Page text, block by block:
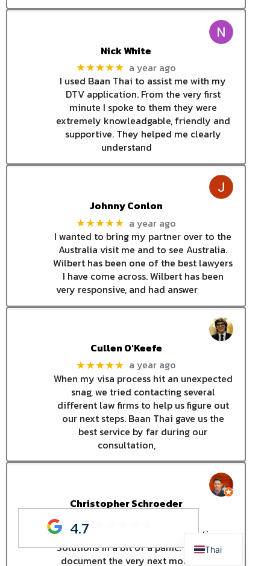
Nick White
★★★★★ a year ago
I used Baan Thai to assist me with my
DTV application. From the very first
minute I spoke to them they were
extremely knowleadgable, friendly and
supportive. They helped me clearly
understand
Johnny Conlon
★★★★★ a year ago
I wanted to bring my partner over to the
Australia visit me and to see Australia.
Wilbert has been one of the best lawyers
I have come across. Wilbert has been
very responsive, and had answer
Cullen O'Keefe
★★★★★ a year ago
When my visa process hit an unexpected
snag, we tried contacting several
different law firms to help us figure out
our next steps. Baan Thai gave us the
best service by far during our
consultation,
Christopher Schroeder
I contacted Baan Thai Immigration
Solutions in a bit of a panic. I needed a
document the very next morning and
4.7
Thai
English